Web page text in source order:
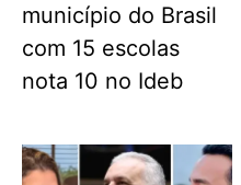
município do Brasil
com 15 escolas
nota 10 no Ideb